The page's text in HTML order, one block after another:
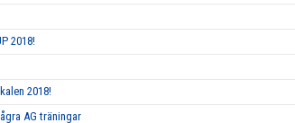
2018!
2018!
AG träningar